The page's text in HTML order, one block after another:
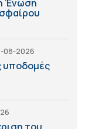
Ένωση
08-2026
υποδομές